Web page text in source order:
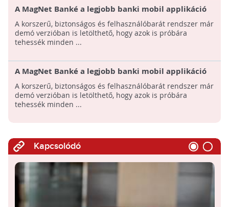
A MagNet Banké a legjobb banki mobil applikáció
2016-ban
A korszerű, biztonságos és felhasználóbarát rendszer már
demó verzióban is letölthető, hogy azok is próbára
tehessék minden ...
A MagNet Banké a legjobb banki mobil applikáció
2016-ban
A korszerű, biztonságos és felhasználóbarát rendszer már
demó verzióban is letölthető, hogy azok is próbára
tehessék minden ...
Kapcsolódó